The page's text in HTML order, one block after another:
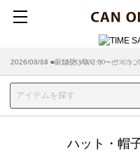
2026/08/04 ■8/13(木)AM2:00～サイト
ハット・帽